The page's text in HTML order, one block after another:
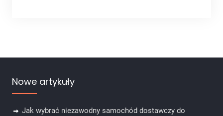
Nowe artykuły
Jak wybrać niezawodny samochód dostawczy do